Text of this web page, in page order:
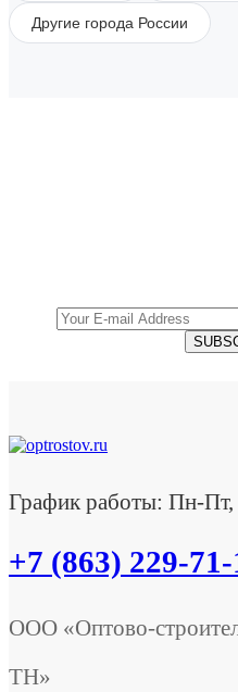
Другие города России
График работы: Пн-
+7 (863) 229-71-
ООО «Оптово-
ТН»